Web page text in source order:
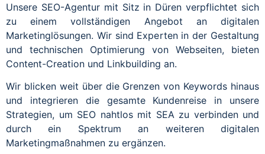
Unsere SEO-Agentur mit Sitz in Düren verpflichtet sich
zu einem vollständigen Angebot an digitalen
Marketinglösungen. Wir sind Experten in der Gestaltung
und technischen Optimierung von Webseiten, bieten
Content-Creation und Linkbuilding an.
Wir blicken weit über die Grenzen von Keywords hinaus
und integrieren die gesamte Kundenreise in unsere
Strategien, um SEO nahtlos mit SEA zu verbinden und
durch ein Spektrum an weiteren digitalen
Marketingmaßnahmen zu ergänzen.